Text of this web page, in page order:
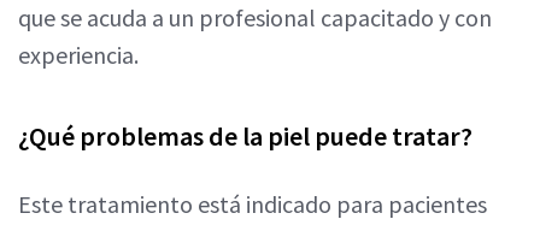
que se acuda a un profesional capacitado y con
experiencia.
¿Qué problemas de la piel puede tratar?
Este tratamiento está indicado para pacientes